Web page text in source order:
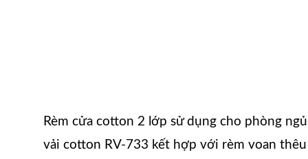
Rèm cửa cotton 2 lớp sử dụng cho phòng
vải cotton RV-733 kết hợp với rèm voan